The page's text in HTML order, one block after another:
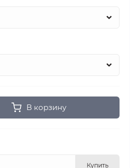
В корзину
Купить